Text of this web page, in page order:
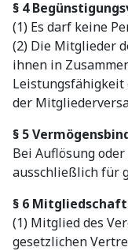
§ 4
(1) Es darf keine
(2) Die Mitglieder
ihnen in
Leistungsfähigkeit
der
§ 5
Bei Auflösung
ausschließlich für
§ 6 Mitgliedschaft
(1) Mitglied des
gesetzlichen